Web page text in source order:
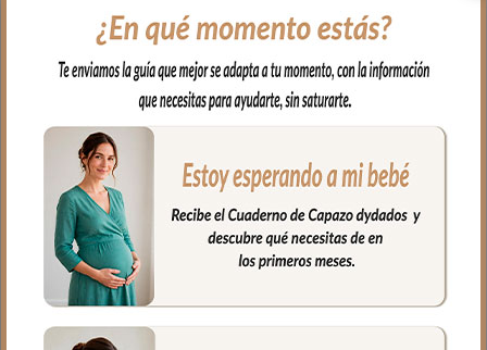
cada salida.
*El interior con microfibra hueca
continua.
*Tejido reforzado e impermeable en los
pies para resistir el uso diario.
*Dos opciones con volante fruncido en
todo el borde o sin volante
*Cinco modelos para elegir el que mejor
le vaya a tu silla: